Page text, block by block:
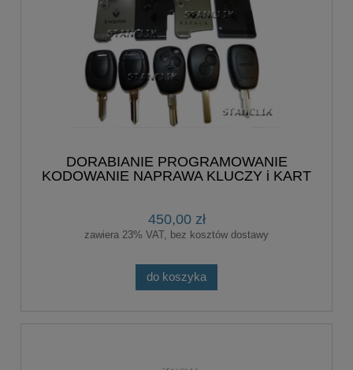
DORABIANIE PROGRAMOWANIE
KODOWANIE NAPRAWA KLUCZY i KART
450,00 zł
zawiera 23% VAT, bez kosztów dostawy
do koszyka